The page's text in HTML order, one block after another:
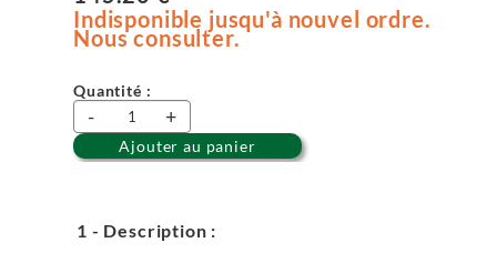
Indisponible jusqu'à nouvel ordre.
Nous consulter.
Quantité :
- +
Ajouter au panier
1 - Description :